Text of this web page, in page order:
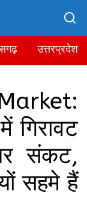
गिरावट
संकट,
सहमे हैं
उत्तरप्रदेश